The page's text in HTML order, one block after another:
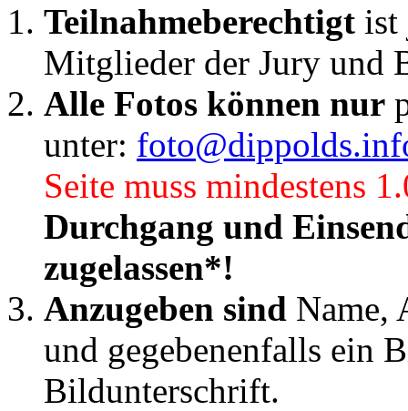
Teilnahmeberechtigt ist
Mitglieder der Jury und
Alle Fotos können nur
unter:
Seite muss mindestens
Durchgang und
zugelassen*!
Anzugeben sind Name,
und gegebenenfalls ein
Bildunterschrift.